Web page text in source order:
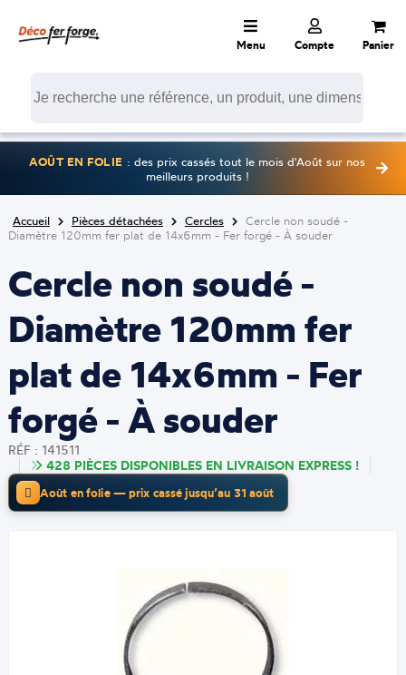
Menu Compte Panier
AOÛT EN FOLIE : des prix cassés tout le mois d'Août sur nos
meilleurs produits !
Accueil Pièces détachées Cercles
Cercle non soudé -
Diamètre 120mm fer plat de 14x6mm - Fer forgé - À souder
Cercle non soudé -
Diamètre 120mm fer
plat de 14x6mm - Fer
forgé - À souder
RÉF : 141511
428 PIÈCES DISPONIBLES EN LIVRAISON EXPRESS !
Août en folie — prix cassé jusqu’au 31 août